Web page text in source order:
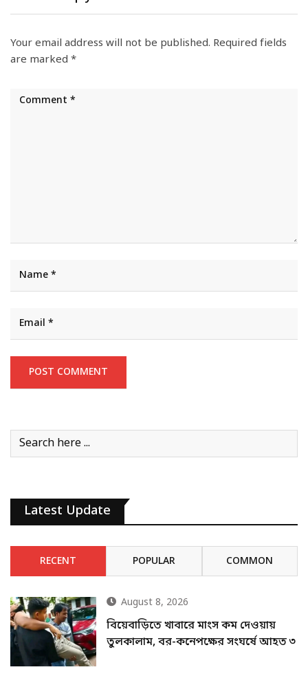
Your email address will not be published. Required fields
are marked *
Latest Update
RECENT POPULAR COMMON
August 8, 2026
বিয়েবাড়িতে খাবারে মাংস কম দেওয়ায়
তুলকালাম, বর-কনেপক্ষের সংঘর্ষে আহত ৩